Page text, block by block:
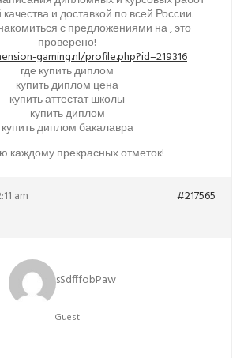
и доставкой по всей России.
с предложениями на , это
проверено!
gaming.nl/profile.php?id=219316
где купить диплом
купить диплом цена
купить аттестат школы
купить диплом
купить диплом бакалавра
каждому прекрасных отметок!
am #217565
sSdfffobPaw
Guest